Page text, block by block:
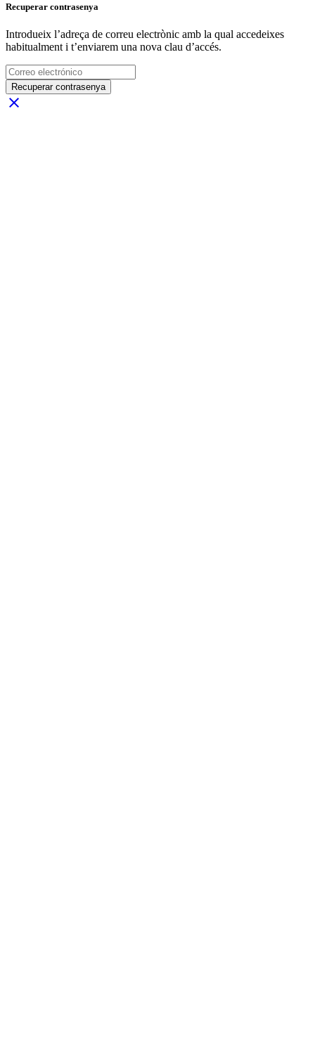
Recuperar contrasenya
Introdueix l’adreça de correu electrònic amb la qual accedeixes
habitualment i t’enviarem una nova clau d’accés.
Recuperar contrasenya
close